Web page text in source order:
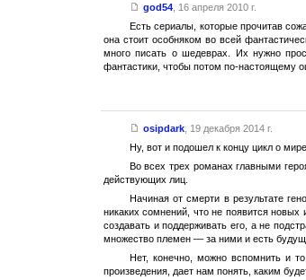
god54, 16 апреля 2010 г.
Есть сериалы, которые прочитав
она стоит особняком во всей
много писать о шедеврах. Их нужно
фантастики, чтобы потом по-настоящему
osipdark, 19 декабря 2014 г.
Ну, вот и подошел к концу цикл о
Во всех трех романах главными
действующих лиц.
Начиная от смерти в результате
никаких сомнений, что не появится
создавать и поддерживать его, а не
множество племен — за ними и есть
Нет, конечно, можно вспомнить и
произведения, дает нам понять, каким